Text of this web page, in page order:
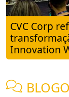
CVC Corp
Innovation